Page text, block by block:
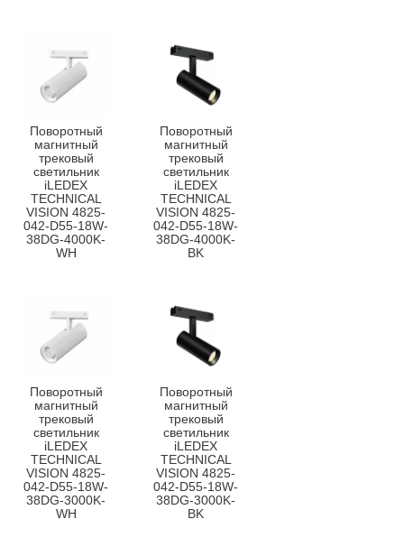
Поворотный
магнитный
трековый
светильник
iLEDEX
TECHNICAL
VISION 4825-
042-D55-18W-
38DG-4000K-
WH
Поворотный
магнитный
трековый
светильник
iLEDEX
TECHNICAL
VISION 4825-
042-D55-18W-
38DG-4000K-
BK
Поворотный
магнитный
трековый
светильник
iLEDEX
TECHNICAL
VISION 4825-
042-D55-18W-
38DG-3000K-
WH
Поворотный
магнитный
трековый
светильник
iLEDEX
TECHNICAL
VISION 4825-
042-D55-18W-
38DG-3000K-
BK